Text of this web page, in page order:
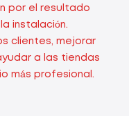
por el resultado
instalación.
clientes, mejorar
a las tiendas
más profesional.